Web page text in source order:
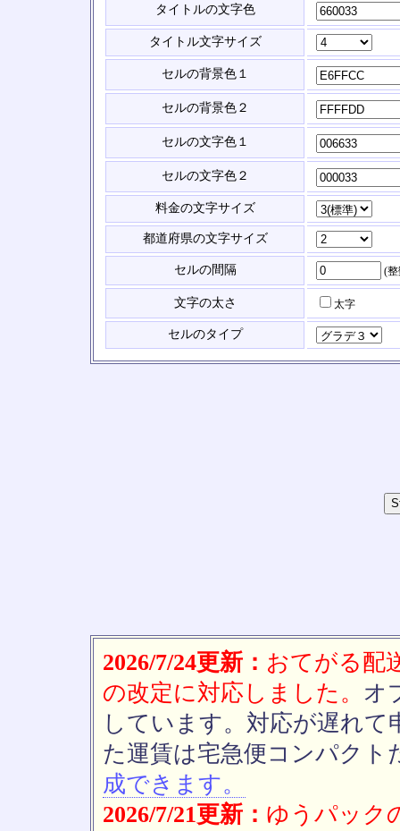
タイトルの文字色
タイトル文字サイズ
セルの背景色１
セルの背景色２
セルの文字色１
セルの文字色２
料金の文字サイズ
都道府県の文字サイズ
セルの間隔 (
文字の太さ 太字
セルのタイプ
2026/7/24更新： おてがる配
の改定に対応しました。 オ
しています。対応が遅れ
た運賃は宅急便コンパクト
成できます。
2026/7/21更新： ゆうパック